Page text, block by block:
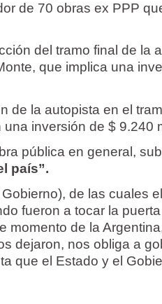
de 70 obras ex PPP
del tramo final de la
que implica una
de la autopista en el
inversión de $ 9.240
pública en general,
país”.
de las cuales
fueron a tocar la
momento de la
dejaron, nos obliga a
que el Estado y el